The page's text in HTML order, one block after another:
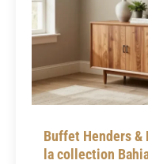
Buffet Henders &
la collection